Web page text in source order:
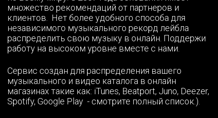
множество рекомендаций от партнеров и
клиентов. Нет более удобного способа для
независимого музыкального рекорд лейбла
распределить свою музыку в онлайн. Поддержи
работу на высоком уровне вместе с нами.
Сервис создан для распределения вашего
музыкального и видео каталога в онлайн
магазинах такие как: iTunes, Beatport, Juno, Deezer,
Spotify, Google Play - смотрите полный список .).